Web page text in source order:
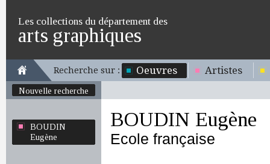
Les collections du département des
arts graphiques
Recherche sur : Oeuvres Artistes
Nouvelle recherche
BOUDIN
Eugène
BOUDIN Eugène
Ecole française